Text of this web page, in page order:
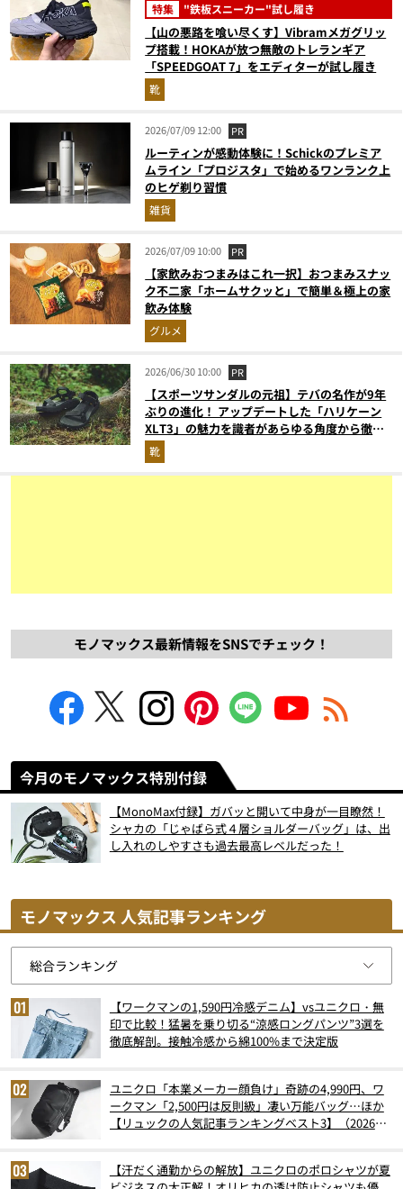
特集 "鉄板スニーカー"試し履き
【山の悪路を喰い尽くす】Vibramメガグリッ
プ搭載！HOKAが放つ無敵のトレランギア
「SPEEDGOAT 7」をエディターが試し履き
靴
2026/07/09 12:00 PR
ルーティンが感動体験に！Schickのプレミア
ムライン「プロジスタ」で始めるワンランク上
のヒゲ剃り習慣
雑貨
2026/07/09 10:00 PR
【家飲みおつまみはこれ一択】おつまみスナッ
ク不二家「ホームサクッと」で簡単＆極上の家
飲み体験
グルメ
2026/06/30 10:00 PR
【スポーツサンダルの元祖】テバの名作が9年
ぶりの進化！ アップデートした「ハリケーン
XLT3」の魅力を識者があらゆる角度から徹底
解説！
靴
モノマックス最新情報をSNSでチェック！
今月のモノマックス特別付録
【MonoMax付録】ガバッと開いて中身が一目瞭然！
シャカの「じゃばら式４層ショルダーバッグ」は、出
し入れのしやすさも過去最高レベルだった！
モノマックス 人気記事ランキング
【ワークマンの1,590円冷感デニム】vsユニクロ・無
印で比較！猛暑を乗り切る“涼感ロングパンツ”3選を
徹底解剖。接触冷感から綿100%まで決定版
ユニクロ「本業メーカー顔負け」奇跡の4,990円、ワ
ークマン「2,500円は反則級」凄い万能バッグ…ほか
【リュックの人気記事ランキングベスト3】（2026年
【汗だく通勤からの解放】ユニクロのポロシャツが夏